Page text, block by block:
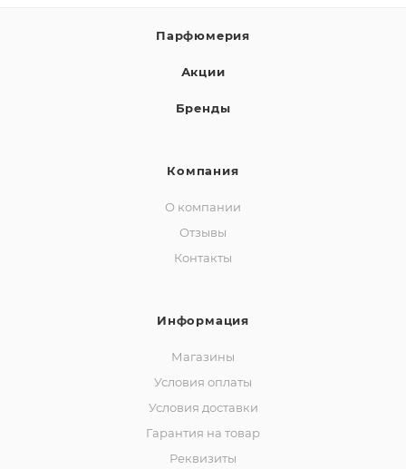
Парфюмерия
Акции
Бренды
Компания
О компании
Отзывы
Контакты
Информация
Магазины
Условия оплаты
Условия доставки
Гарантия на товар
Реквизиты